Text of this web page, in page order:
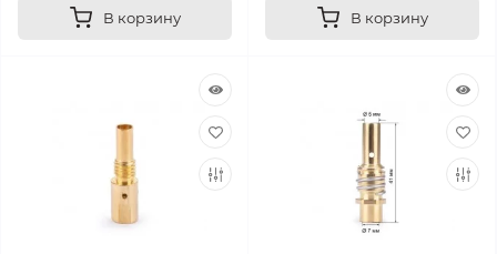
В корзину В корзину